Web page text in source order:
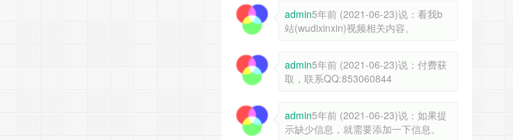
admin5年前 (2021-06-23)说：看我b
站(wudixinxin)视频相关内容。
admin5年前 (2021-06-23)说：付费获
取，联系QQ:853060844
admin5年前 (2021-06-23)说：如果提
示缺少信息，就需要添加一下信息。